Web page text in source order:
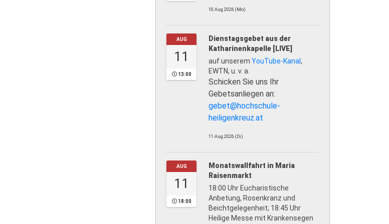
10.Aug.2026 (Mo)
AUG
11
13:00
Dienstagsgebet aus der
Katharinenkapelle [LIVE]
auf unserem YouTube-Kanal ,
EWTN, u. v. a.
Schicken Sie uns Ihr
Gebetsanliegen an:
gebet@hochschule-
heiligenkreuz.at
11.Aug.2026 (Di)
AUG
11
18:00
Monatswallfahrt in Maria
Raisenmarkt
18:00 Uhr Eucharistische
Anbetung, Rosenkranz und
Beichtgelegenheit; 18:45 Uhr
Heilige Messe mit Krankensegen